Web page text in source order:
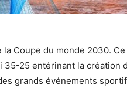
Coupe du monde 2030.
25 entérinant la création
grands événements